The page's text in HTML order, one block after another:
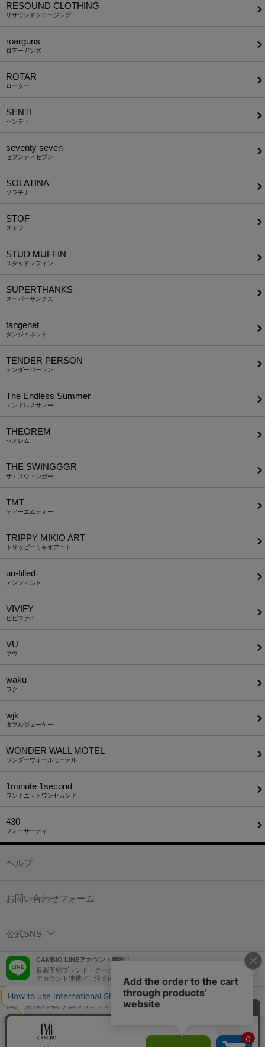
RESOUND CLOTHING
リサウンドクロージング
roarguns
ロアーガンズ
ROTAR
ローター
SENTI
センティ
seventy seven
セブンティセブン
SOLATINA
ソラチナ
STOF
ストフ
STUD MUFFIN
スタッドマフィン
SUPERTHANKS
スーパーサンクス
tangenet
タンジェネット
TENDER PERSON
テンダーパーソン
The Endless Summer
エンドレスサマー
THEOREM
セオレム
THE SWINGGGR
ザ・スウィンガー
TMT
ティーエムティー
TRIPPY MIKIO ART
トリッピーミキオアート
un-filled
アンフィルド
VIVIFY
ビビファイ
VU
ブウ
waku
ワク
wjk
ダブルジェーケー
WONDER WALL MOTEL
ワンダーウォールモーテル
1minute​ 1second
ワンミニットワンセカンド
430
フォーサーティ
ヘルプ
お問い合わせフォーム
公式SNS
CAMBIO LINEアカウント開設！
最新予約ブランド・クーポン情報などを配信！
アカウント連携でご注文内容をLINEでも確認可能！
個人情報の取り扱いについて
特定商取引法に基づく表示